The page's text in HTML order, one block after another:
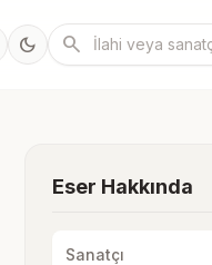
dark_mode search
Eser Hakkında
Sanatçı